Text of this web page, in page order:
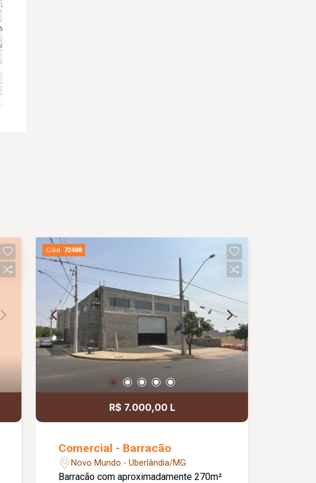
Cód. 72488
R$ 7.000,00 L
Comercial - Barracão
Novo Mundo - Uberlândia/MG
Barracão com aproximadamente 270m²